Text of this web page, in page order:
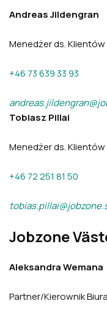
Andreas Jildengran
Menedżer ds.
+46 73 639 33 93
Tobiasz Pillai
Menedżer ds.
+46 72 251 81 50
Jobzone
Aleksandra Wemana
Partner/Kierownik Biura